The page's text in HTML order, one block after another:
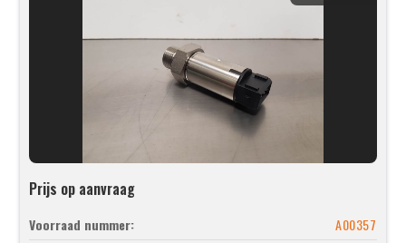
Prijs op aanvraag
Voorraad nummer:
A00357